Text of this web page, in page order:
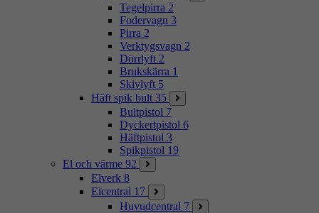
Tegelpirra 2
Fodervagn 3
Pirra 2
Verktygsvagn 2
Dörrlyft 2
Brukskärra 1
Skivlyft 5
Häft spik bult 35
Bultpistol 7
Dyckertpistol 6
Häftpistol 3
Spikpistol 19
El och värme 92
Elverk 8
Elcentral 17
Huvudcentral 7